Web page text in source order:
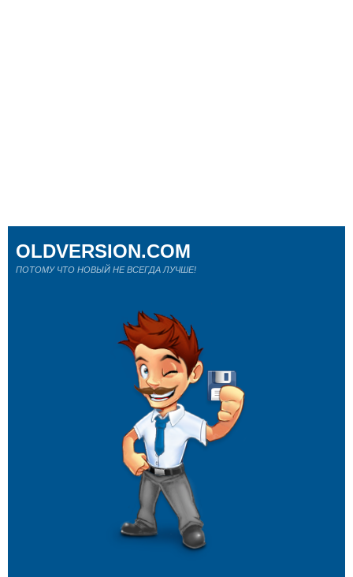
OLDVERSION.COM
ПОТОМУ ЧТО НОВЫЙ НЕ ВСЕГДА ЛУЧШЕ!